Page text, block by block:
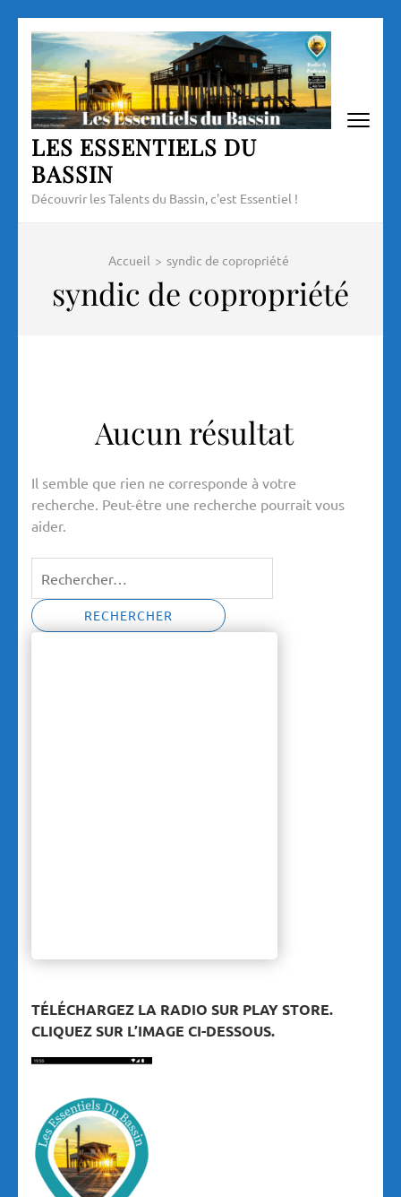
Aller
contenu
(Pressez
Entrée)
LES ESSENTIELS DU
BASSIN
Découvrir les Talents du Bassin, c'est Essentiel !
Accueil > syndic de copropriété
syndic de copropriété
Aucun résultat
Il semble que rien ne corresponde à votre
recherche. Peut-être une recherche pourrait vous
aider.
TÉLÉCHARGEZ LA RADIO SUR PLAY STORE.
CLIQUEZ SUR L’IMAGE CI-DESSOUS.